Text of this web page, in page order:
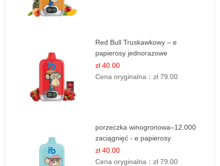
Red Bull Truskawkowy – e
papierosy jednorazowe
zł 40.00
Cena oryginalna：zł 79.00
porzeczka winogronowa–12.000
zaciągnięć - e papierosy
zł 40.00
Cena oryginalna：zł 79.00